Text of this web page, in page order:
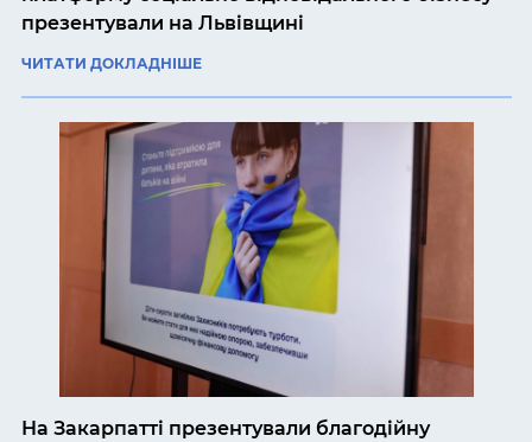
презентували на Львівщині
ЧИТАТИ ДОКЛАДНІШЕ
На Закарпатті презентували благодійну